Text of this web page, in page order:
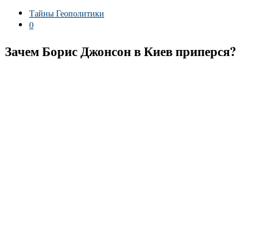
Тайны Геополитики
0
Зачем Борис Джонсон в Киев приперся?